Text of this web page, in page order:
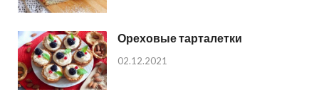
Ореховые тарталетки
02.12.2021